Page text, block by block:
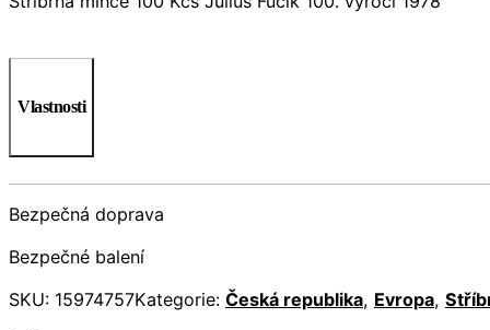
Vlastnosti
Bezpečná doprava
Bezpečné balení
SKU: 15974757Kategorie: Česká republika, Evropa,